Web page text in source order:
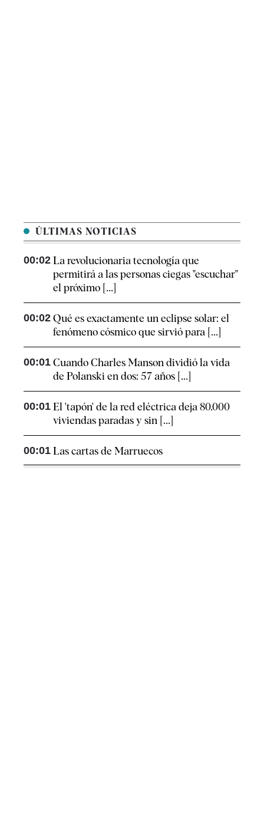
ÚLTIMAS NOTICIAS
00:02 La revolucionaria tecnología que
permitirá a las personas ciegas "escuchar"
el próximo [...]
00:02 Qué es exactamente un eclipse solar: el
fenómeno cósmico que sirvió para [...]
00:01 Cuando Charles Manson dividió la vida
de Polanski en dos: 57 años [...]
00:01 El 'tapón' de la red eléctrica deja 80.000
viviendas paradas y sin [...]
00:01 Las cartas de Marruecos